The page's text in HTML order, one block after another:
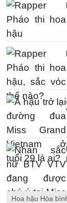
Hoa hậu Hòa